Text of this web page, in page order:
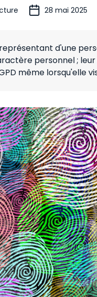
28 mai 2025
d'une
personnel ;
même lorsqu'elle